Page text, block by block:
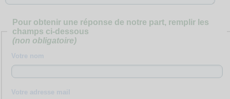
Pour obtenir une réponse de notre part, remplir les
champs ci-dessous
(non obligatoire)
Votre nom
Votre adresse mail